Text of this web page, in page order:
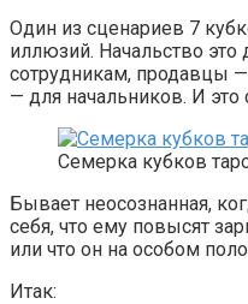
Один из сценариев 7
иллюзий. Начальство
сотрудникам, продавцы
— для начальников. И это
Семерка кубков
Бывает неосознанная,
себя, что ему повысят
или что он на особом
Итак: